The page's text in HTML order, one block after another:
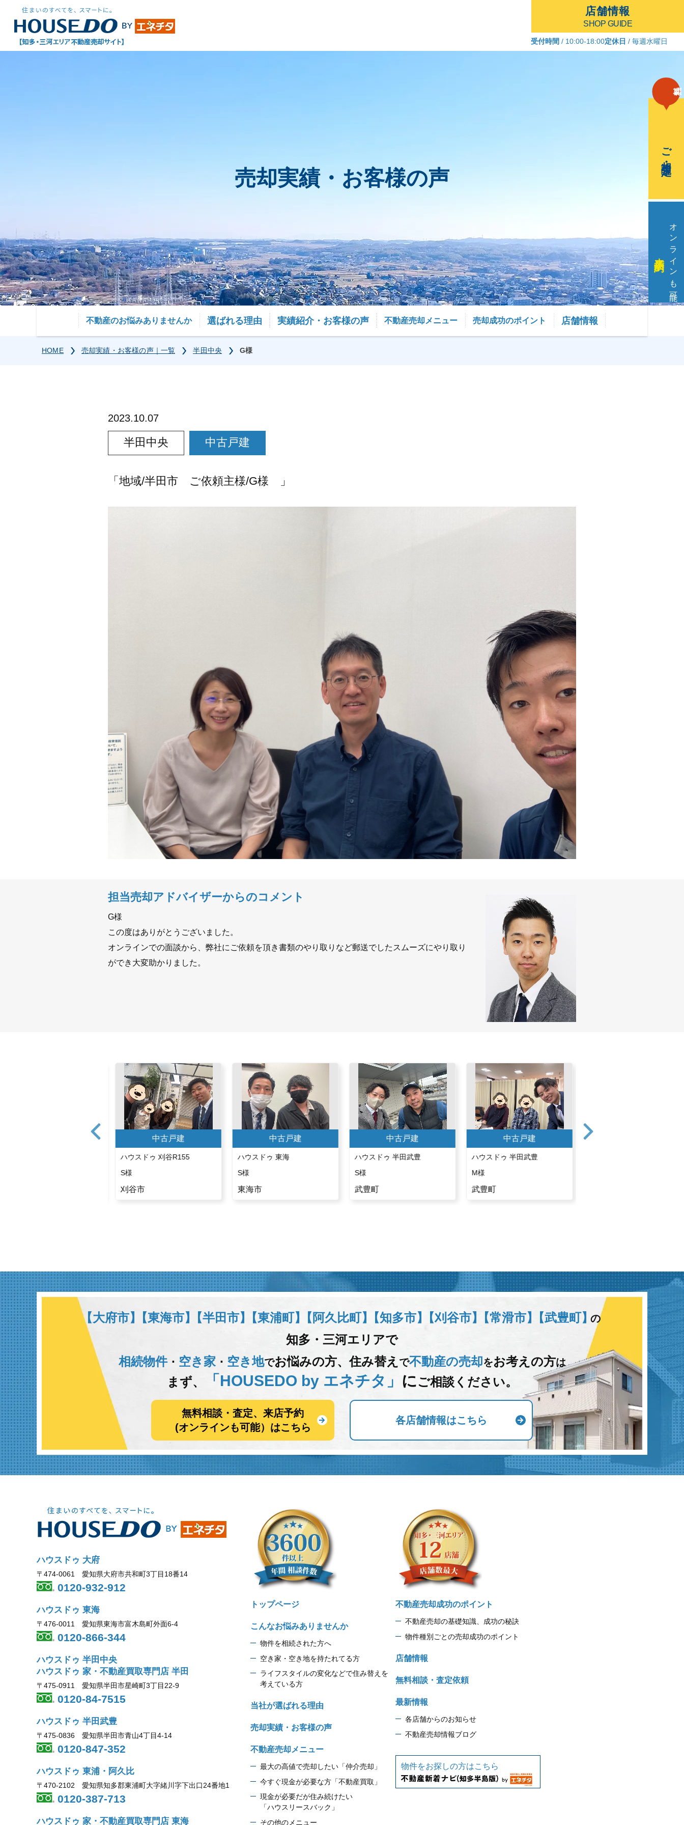
店舗情報
SHOP GUIDE
受付時間 / 10:00-18:00定休日 / 毎週水曜日
ご相談・査定
オンラインも可能
売却実績・お客様の声
不動産のお悩みありませんか 選ばれる理由 実績紹介・お客様の声 不動産売却メニュー 売却成功のポイント 店舗情報
HOME 売却実績・お客様の声｜一覧 半田中央 G様
2023.10.07
半田中央 中古戸建
「地域/半田市 ご依頼主様/G様 」
担当売却アドバイザーからのコメント
G様
この度はありがとうございました。
オンラインでの面談から、弊社にご依頼を頂き書類のやり取りなど郵送でしたスムーズにやり取り
ができ大変助かりました。
中古戸建
ハウスドゥ 刈谷R155
S様
刈谷市
中古戸建
ハウスドゥ 東海
S様
東海市
中古戸建
ハウスドゥ 半田武豊
S様
武豊町
中古戸建
ハウスドゥ 半田武豊
M様
武豊町
【大府市】 【東海市】 【半田市】 【東浦町】 【阿久比町】 【知多市】 【刈谷市】 【常滑市】 【武豊町】の
知多・三河エリアで
相続物件･ 空き家 ･ 空き地でお悩みの方、住み替え で不動産の売却をお考えの方は
まず、 「HOUSEDO by エネチタ」 にご相談ください。
無料相談・査定、来店予約
(オンラインも可能）はこちら
各店舗情報はこちら
ハウスドゥ 大府
〒474-0061 愛知県大府市共和町3丁目18番14
0120-932-912
ハウスドゥ 東海
〒476-0011 愛知県東海市富木島町外面6-4
0120-866-344
ハウスドゥ 半田中央
ハウスドゥ 家・不動産買取専門店 半田
〒475-0911 愛知県半田市星崎町3丁目22-9
0120-84-7515
ハウスドゥ 半田武豊
〒475-0836 愛知県半田市青山4丁目4-14
0120-847-352
ハウスドゥ 東浦・阿久比
〒470-2102 愛知県知多郡東浦町大字緒川字下出口24番地1
0120-387-713
ハウスドゥ 家・不動産買取専門店 東海
トップページ
こんなお悩みありませんか
物件を相続された方へ
空き家・空き地を持たれてる方
ライフスタイルの変化などで住み替えを
考えている方
当社が選ばれる理由
売却実績・お客様の声
不動産売却メニュー
最大の高値で売却したい「仲介売却」
今すぐ現金が必要な方「不動産買取」
現金が必要だが住み続けたい
「ハウスリースバック」
その他のメニュー
不動産売却成功のポイント
不動産売却の基礎知識、成功の秘訣
物件種別ごとの売却成功のポイント
店舗情報
無料相談・査定依頼
最新情報
各店舗からのお知らせ
不動産売却情報ブログ
物件をお探しの方はこちら